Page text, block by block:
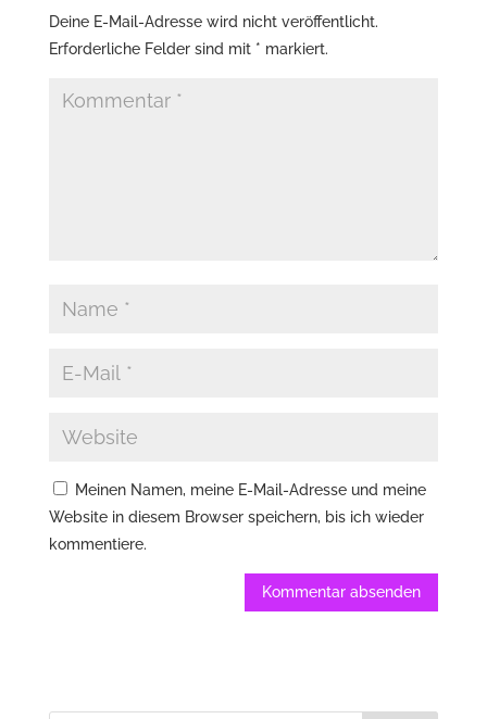
Deine E-Mail-Adresse wird nicht veröffentlicht.
Erforderliche Felder sind mit * markiert.
Meinen Namen, meine E-Mail-Adresse und meine
Website in diesem Browser speichern, bis ich wieder
kommentiere.